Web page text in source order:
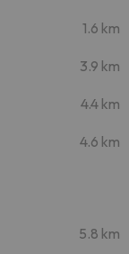
1.6 km
3.9 km
4.4 km
4.6 km
5.8 km